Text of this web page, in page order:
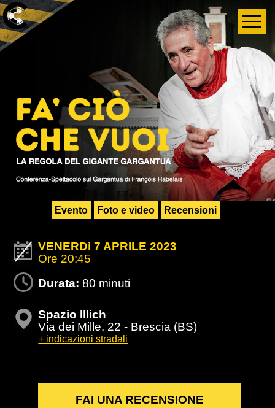
Evento Foto e video Recensioni
VENERDì 7 APRILE 2023
Ore 20:45
Durata:80 minuti
Spazio Illich
Via dei Mille, 22 - Brescia (BS)
+ indicazioni stradali
FAI UNA RECENSIONE